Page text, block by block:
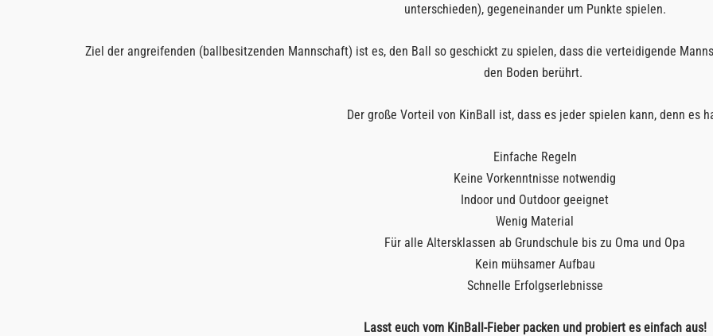
unterschieden), gegeneinander um Punkte spielen.
Ziel der angreifenden (ballbesitzenden Mannschaft) ist es, den Ball so geschickt zu spielen, dass die verteidigende
den Boden berührt.
Der große Vorteil von KinBall ist, dass es jeder spielen kann, denn es
Einfache Regeln
Keine Vorkenntnisse notwendig
Indoor und Outdoor geeignet
Wenig Material
Für alle Altersklassen ab Grundschule bis zu Oma und Opa
Kein mühsamer Aufbau
Schnelle Erfolgserlebnisse
Lasst euch vom KinBall-Fieber packen und probiert es einfach aus!